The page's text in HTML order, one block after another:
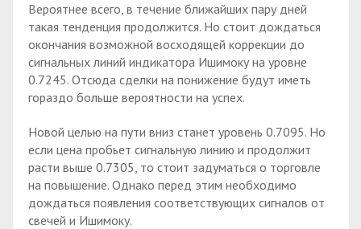
Вероятнее всего, в течение ближайших пару дней
такая тенденция продолжится. Но стоит дождаться
окончания возможной восходящей коррекции до
сигнальных линий индикатора Ишимоку на уровне
0.7245. Отсюда сделки на понижение будут иметь
гораздо больше вероятности на успех.
Новой целью на пути вниз станет уровень 0.7095. Но
если цена пробьет сигнальную линию и продолжит
расти выше 0.7305, то стоит задуматься о торговле
на повышение. Однако перед этим необходимо
дождаться появления соответствующих сигналов от
свечей и Ишимоку.